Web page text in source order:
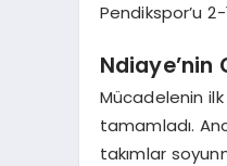
Pendikspor’u
Ndiaye’nin
Mücadelenin
tamamladı.
takımlar